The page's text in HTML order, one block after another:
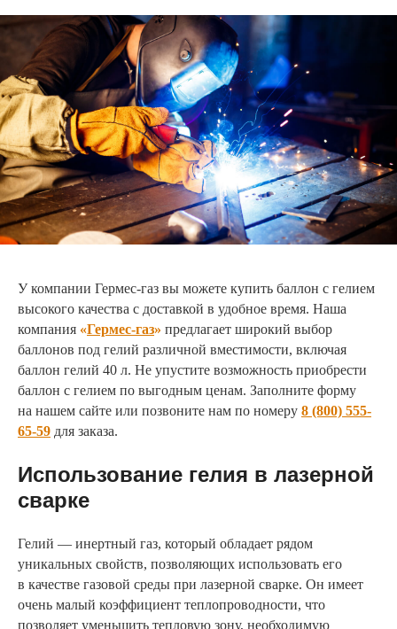
У компании Гермес-газ вы можете купить баллон с гелием
высокого качества с доставкой в удобное время. Наша
компания «Гермес-газ» предлагает широкий выбор
баллонов под гелий различной вместимости, включая
баллон гелий 40 л. Не упустите возможность приобрести
баллон с гелием по выгодным ценам. Заполните форму
на нашем сайте или позвоните нам по номеру 8 (800) 555-
65-59 для заказа.
Использование гелия в лазерной
сварке
Гелий — инертный газ, который обладает рядом
уникальных свойств, позволяющих использовать его
в качестве газовой среды при лазерной сварке. Он имеет
очень малый коэффициент теплопроводности, что
позволяет уменьшить тепловую зону, необходимую